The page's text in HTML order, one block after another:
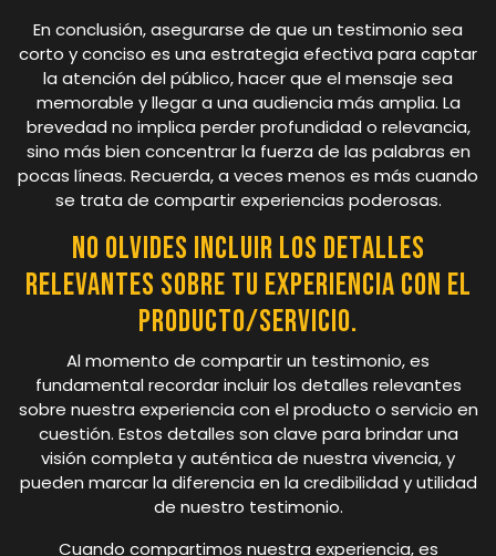
En conclusión, asegurarse de que un testimonio sea
corto y conciso es una estrategia efectiva para captar
la atención del público, hacer que el mensaje sea
memorable y llegar a una audiencia más amplia. La
brevedad no implica perder profundidad o relevancia,
sino más bien concentrar la fuerza de las palabras en
pocas líneas. Recuerda, a veces menos es más cuando
se trata de compartir experiencias poderosas.
No olvides incluir los detalles
relevantes sobre tu experiencia con el
producto/servicio.
Al momento de compartir un testimonio, es
fundamental recordar incluir los detalles relevantes
sobre nuestra experiencia con el producto o servicio en
cuestión. Estos detalles son clave para brindar una
visión completa y auténtica de nuestra vivencia, y
pueden marcar la diferencia en la credibilidad y utilidad
de nuestro testimonio.
Cuando compartimos nuestra experiencia, es